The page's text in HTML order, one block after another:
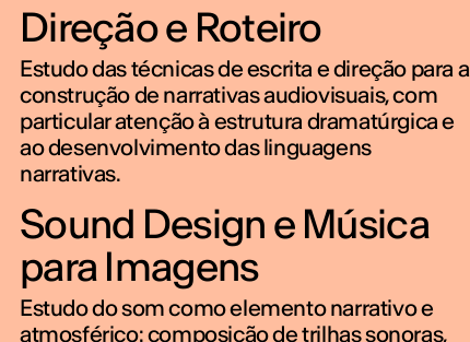
Direção e Roteiro
Estudo das técnicas de escrita e direção para a
construção de narrativas audiovisuais, com
particular atenção à estrutura dramatúrgica e
ao desenvolvimento das linguagens
narrativas.
Sound Design e Música
para Imagens
Estudo do som como elemento narrativo e
atmosférico: composição de trilhas sonoras,